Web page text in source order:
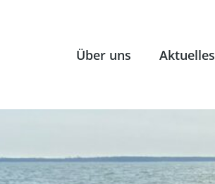
Über uns Aktuelles